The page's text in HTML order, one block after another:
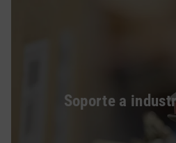
Soporte a